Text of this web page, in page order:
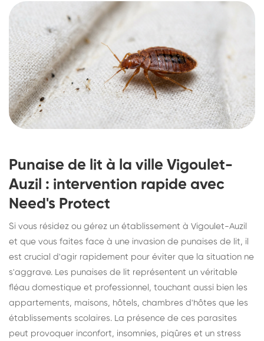
Punaise de lit à la ville Vigoulet-
Auzil : intervention rapide avec
Need's Protect
Si vous résidez ou gérez un établissement à Vigoulet-Auzil
et que vous faites face à une invasion de punaises de lit, il
est crucial d'agir rapidement pour éviter que la situation ne
s'aggrave. Les punaises de lit représentent un véritable
fléau domestique et professionnel, touchant aussi bien les
appartements, maisons, hôtels, chambres d'hôtes que les
établissements scolaires. La présence de ces parasites
peut provoquer inconfort, insomnies, piqûres et un stress